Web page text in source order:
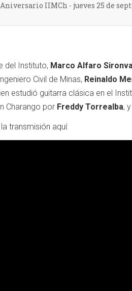
Aniversario IIMCh - jueves 25 de
del Instituto, Marco Alfaro
Civil de Minas, Reinaldo
estudió guitarra clásica en el
Charango por Freddy Torrealba,
transmisión aquí: